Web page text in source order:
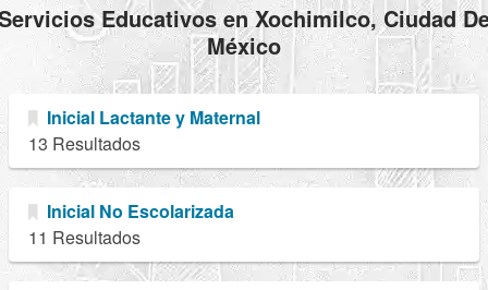
Educativos en Xochimilco, Ciudad
México
Inicial Lactante y Maternal
13 Resultados
Inicial No Escolarizada
11 Resultados